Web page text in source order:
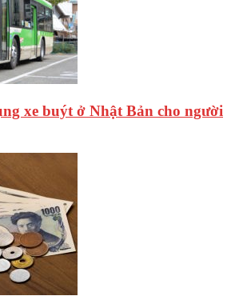
xe buýt ở Nhật Bản cho người